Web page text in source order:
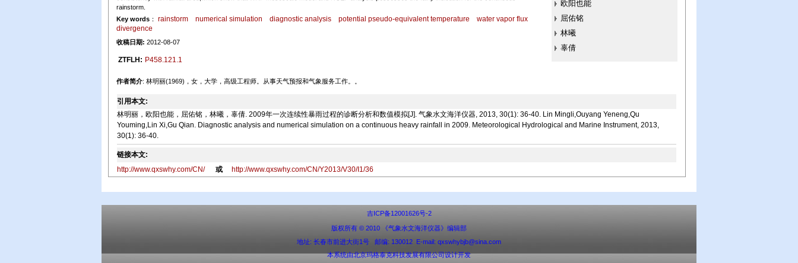
欧阳也能
屈佑铭
林曦
辜倩
rainstorm.
Key words： rainstorm numerical simulation diagnostic analysis potential pseudo-equivalent temperature
water vapor flux
divergence
收稿日期: 2012-08-07
ZTFLH: P458.121.1
作者简介: 林明丽(1969)，女，大学，高级工程师。从事天气预报和气象服务工作。。
引用本文:
林明丽，欧阳也能，屈佑铭，林曦，辜倩. 2009年一次连续性暴雨过程的诊断分析和数值模拟[J]. 气象水文海洋仪器, 2013, 30(1): 36-40. Lin Mingli,Ouyang Yeneng,Qu
Youming,Lin Xi,Gu Qian. Diagnostic analysis and numerical simulation on a continuous heavy rainfall in 2009. Meteorological Hydrological and Marine Instrument, 2013,
30(1): 36-40.
链接本文:
http://www.qxswhy.com/CN/
或 http://www.qxswhy.com/CN/Y2013/V30/I1/36
吉ICP备12001626号-2
版权所有 © 2010 《气象水文海洋仪器》编辑部
地址: 长春市前进大街1号 邮编: 130012 E-mail: qxswhybjb@sina.com
本系统由北京玛格泰克科技发展有限公司设计开发